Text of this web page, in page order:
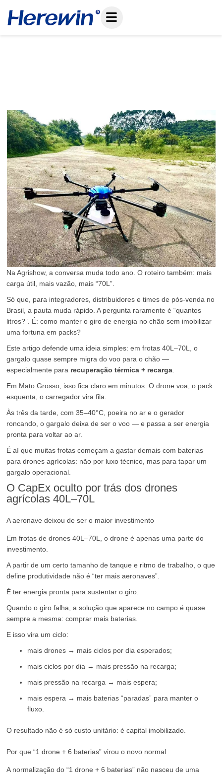
Na Agrishow, a conversa muda todo ano. O roteiro também: mais
carga útil, mais vazão, mais “70L”.
Só que, para integradores, distribuidores e times de pós-venda no
Brasil, a pauta muda rápido. A pergunta raramente é “quantos
litros?”. É: como manter o giro de energia no chão sem imobilizar
uma fortuna em packs?
Este artigo defende uma ideia simples: em frotas 40L–70L, o
gargalo quase sempre migra do voo para o chão —
especialmente para recuperação térmica + recarga
Em Mato Grosso, isso fica claro em minutos. O drone voa, o pack
esquenta, o carregador vira fila.
Às três da tarde, com 35–40°C, poeira no ar e o gerador
roncando, o gargalo deixa de ser o voo — e passa a ser energia
pronta para voltar ao ar.
É aí que muitas frotas começam a gastar demais com baterias
para drones agrícolas: não por luxo técnico, mas para tapar um
gargalo operacional.
O CapEx oculto por trás dos drones
agrícolas 40L–70L
A aeronave deixou de ser o maior investimento
Em frotas de drones 40L–70L, o drone é apenas uma parte do
investimento.
A partir de um certo tamanho de tanque e ritmo de trabalho, o que
define produtividade não é “ter mais aeronaves”.
É ter energia pronta para sustentar o giro.
Quando o giro falha, a solução que aparece no campo é quase
sempre a mesma: comprar mais baterias.
E isso vira um ciclo:
mais drones → mais ciclos por dia esperados;
mais ciclos por dia → mais pressão na recarga;
mais pressão na recarga → mais espera;
mais espera → mais baterias “paradas” para manter o
fluxo.
O resultado não é só custo unitário: é capital imobilizado.
Por que “1 drone + 6 baterias” virou o novo normal
A normalização do “1 drone + 6 baterias” não nasceu de uma